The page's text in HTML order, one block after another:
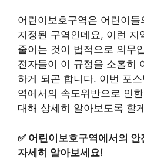
어린이보호구역은 어린이
지정된 구역인데요, 이런 지
줄이는 것이 법적으로 의무
전자들이 이 규정을 소홀히
하게 되곤 합니다. 이번 포
역에서의 속도위반으로 인
대해 상세히 알아보도록 할
✅ 어린이보호구역에서의
자세히 알아보세요!